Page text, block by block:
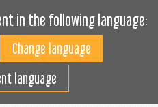
in the following language:
language
yükleyin